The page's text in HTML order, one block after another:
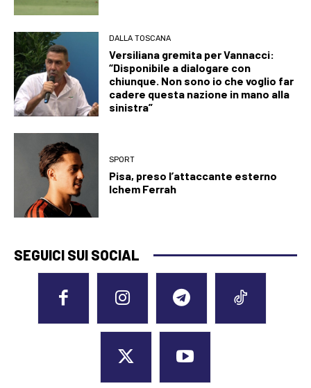
DALLA TOSCANA
Versiliana gremita per Vannacci:
“Disponibile a dialogare con
chiunque. Non sono io che voglio far
cadere questa nazione in mano alla
sinistra”
SPORT
Pisa, preso l’attaccante esterno
Ichem Ferrah
SEGUICI SUI SOCIAL